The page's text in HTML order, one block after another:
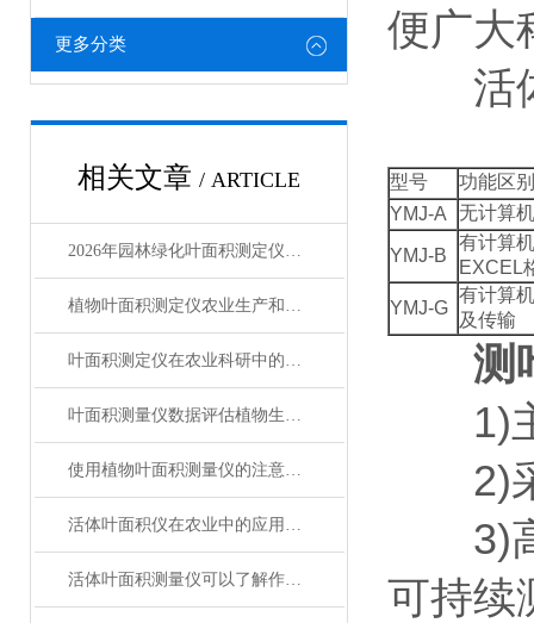
更多分类
相关文章 / ARTICLE
2026年园林绿化叶面积测定仪行业测评报告及选购指南
植物叶面积测定仪农业生产和科学研究的应用
叶面积测定仪在农业科研中的应用
叶面积测量仪数据评估植物生长状况
使用植物叶面积测量仪的注意事项
活体叶面积仪在农业中的应用有哪些
活体叶面积测量仪可以了解作物生长情况吗
便广大
活体
型号
功能区别
YMJ-A
无计算
YMJ-B
有计算
EXCEL
YMJ-G
有计算
及传输
测
1)主
2)采
3)高
可持续